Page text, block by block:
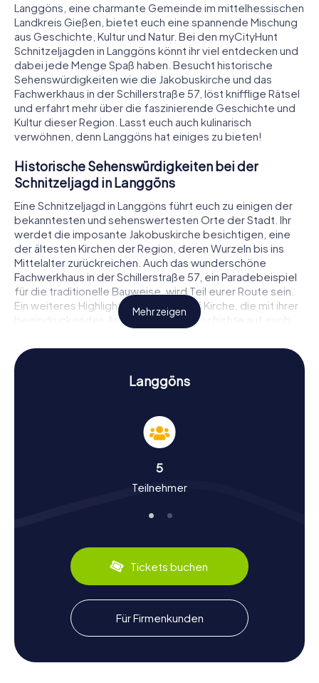
Langgöns, eine charmante Gemeinde im mittelhessischen
Landkreis Gießen, bietet euch eine spannende Mischung
aus Geschichte, Kultur und Natur. Bei den myCityHunt
Schnitzeljagden in Langgöns könnt ihr viel entdecken und
dabei jede Menge Spaß haben. Besucht historische
Sehenswürdigkeiten wie die Jakobuskirche und das
Fachwerkhaus in der Schillerstraße 57, löst knifflige Rätsel
und erfahrt mehr über die faszinierende Geschichte und
Kultur dieser Region. Lasst euch auch kulinarisch
verwöhnen, denn Langgöns hat einiges zu bieten!
Historische Sehenswürdigkeiten bei der
Schnitzeljagd in Langgöns
Eine Schnitzeljagd in Langgöns führt euch zu einigen der
bekanntesten und sehenswertesten Orte der Stadt. Ihr
werdet die imposante Jakobuskirche besichtigen, eine
der ältesten Kirchen der Region, deren Wurzeln bis ins
Mittelalter zurückreichen. Auch das wunderschöne
Fachwerkhaus in der Schillerstraße 57, ein Paradebeispiel
für die traditionelle Bauweise, wird Teil eurer Route sein.
Ein weiteres Highlight ist die St. Josef Kirche, die mit ihrer
beeindruckenden Architektur und Geschichte auf euch
müsst ihr spannende Rätsel lösen, die euch tiefer in die
Geschichte und Geheimnisse von Langgöns eintauchen
Bei unseren Schnitzeljagden erfahrt ihr mehr über die
wurde erstmals im Jahr 777 urkundlich erwähnt und hat
seitdem eine bewegte Geschichte durchlaufen. Wusstet
selbstständigen Gemeinden bestand, die im Zuge der
viele weitere interessante Fakten werdet ihr während der
Schnitzeljagd in Langgöns erfahren. Auch kulinarisch hat
Langgöns einiges zu bieten. Probiert lokale Spezialitäten
wie das "Paderborner", ein kräftiges Roggenmischbrot,
das perfekt für ein Picknick nach einer erfolgreichen
Schnitzeljagd geeignet ist.
Nach der Schnitzeljagd in Langgöns die
Umgebung erkunden
Mehr zeigen
Langgöns
5
Teilnehmer
Tickets buchen
Für Firmenkunden